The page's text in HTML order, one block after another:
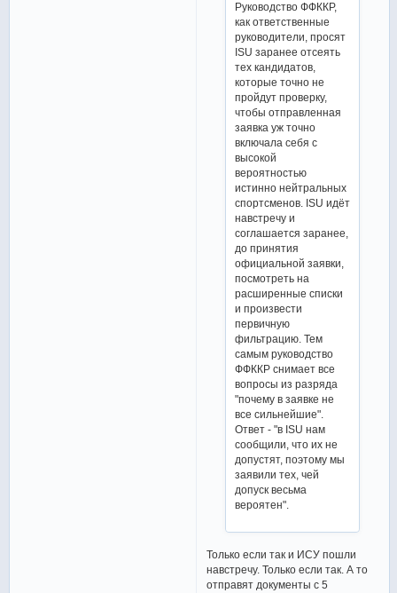
Руководство ФФККР,
как ответственные
руководители, просят
ISU заранее отсеять
тех кандидатов,
которые точно не
пройдут проверку,
чтобы отправленная
заявка уж точно
включала себя с
высокой
вероятностью
истинно нейтральных
спортсменов. ISU идёт
навстречу и
соглашается заранее,
до принятия
официальной заявки,
посмотреть на
расширенные списки
и произвести
первичную
фильтрацию. Тем
самым руководство
ФФККР снимает все
вопросы из разряда
"почему в заявке не
все сильнейшие".
Ответ - "в ISU нам
сообщили, что их не
допустят, поэтому мы
заявили тех, чей
допуск весьма
вероятен".
Только если так и ИСУ пошли
навстречу. Только если так. А то
отправят документы с 5